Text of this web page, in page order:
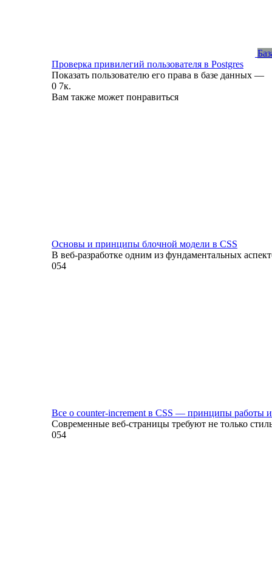
Проверка привилегий пользователя в Postgres
Показать пользователю его права в базе данных —
0 7к.
Вам также может понравиться
Основы и принципы блочной модели в CSS
В веб-разработке одним из фундаментальных
054
Все о counter-increment в CSS — принципы работы
Современные веб-страницы требуют не только
054